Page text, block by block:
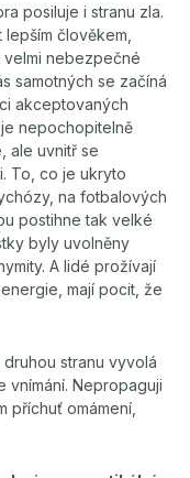
posiluje i stranu zla.
člověkem,
velmi nebezpečné
samotných se začíná
akceptovaných
nepochopitelně
ale uvnitř se
To, co je ukryto
na fotbalových
postihne tak velké
byly uvolněny
A lidé prožívají
mají pocit, že
stranu vyvolá
vnímání. Nepropaguji
příchuť omámení,